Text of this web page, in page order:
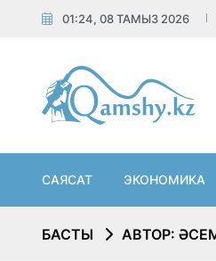
01:24, 08 ТАМЫЗ 2026
САЯСАТ ЭКОНОМИКА
БАСТЫ АВТОР: